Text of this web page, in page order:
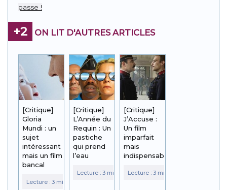
passe !
+2 ON LIT D'AUTRES ARTICLES
[Critique]
Gloria
Mundi : un
sujet
intéressant
mais un film
bancal
[Critique]
L’Année du
Requin : Un
pastiche
qui prend
l’eau
[Critique]
J’Accuse :
Un film
imparfait
mais
indispensable